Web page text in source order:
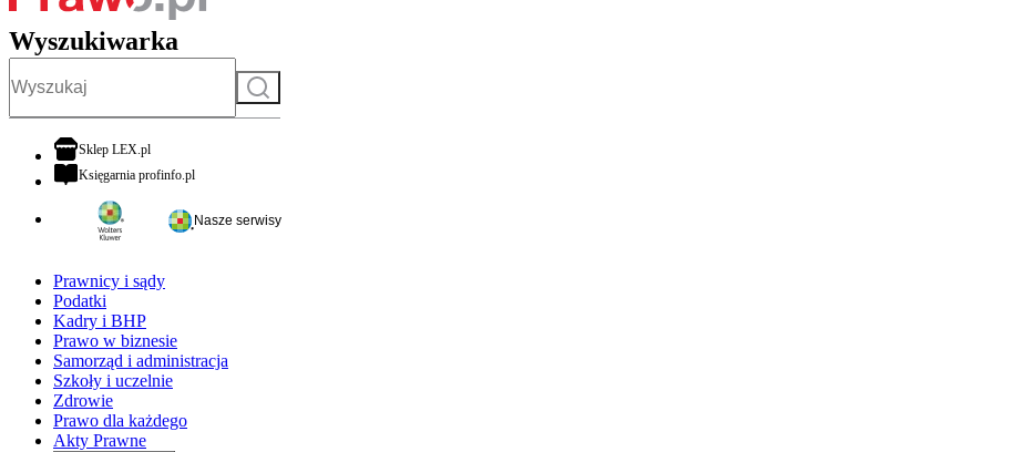
Wyszukiwarka
Szukaj
Sklep LEX.plotwiera się w nowej karcie
Księgarnia profinfo.plotwiera się w nowej karcie
Nasze serwisy
Prawnicy i sądy
Podatki
Kadry i BHP
Prawo w biznesie
Samorząd i administracja
Szkoły i uczelnie
Zdrowie
Prawo dla każdego
Akty Prawne